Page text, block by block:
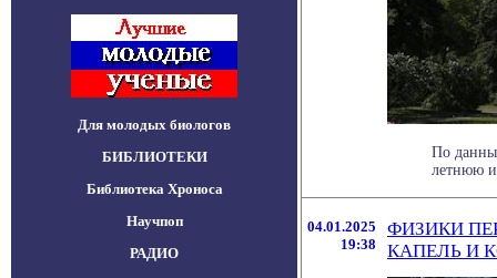
Для молодых биологов
БИБЛИОТЕКИ
Библиотека Хроноса
Научпоп
РАДИО
По
летнюю
04.01.2025
19:38
ФИЗИКИ
КАПЕЛЬ И